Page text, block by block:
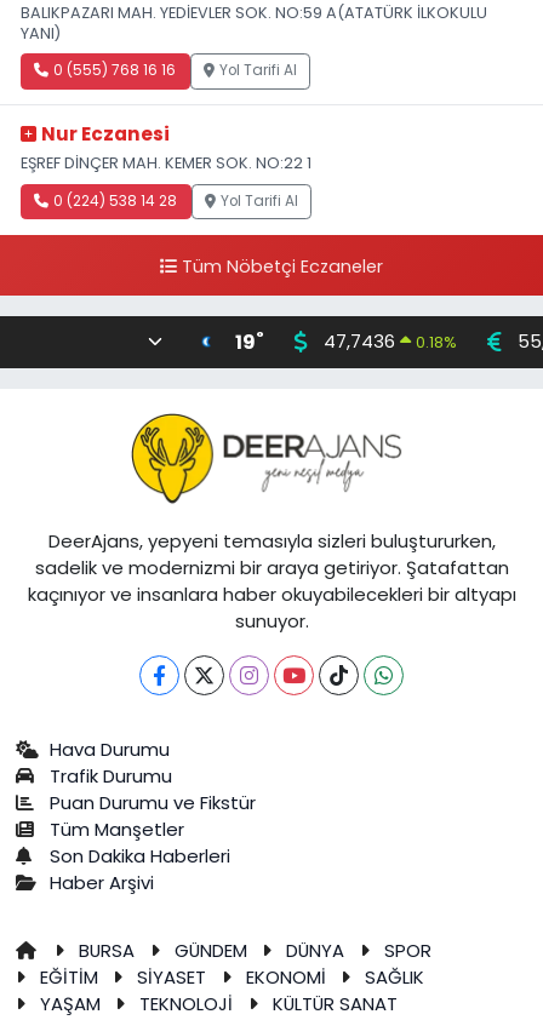
BALIKPAZARI MAH. YEDİEVLER SOK. NO:59 A(ATATÜRK İLKOKULU
YANI)
0 (555) 768 16 16 Yol Tarifi Al
Nur Eczanesi
EŞREF DİNÇER MAH. KEMER SOK. NO:22 1
0 (224) 538 14 28 Yol Tarifi Al
Tüm Nöbetçi Eczaneler
19° 47,7436 0.18%
DeerAjans, yepyeni temasıyla sizleri buluştururken,
sadelik ve modernizmi bir araya getiriyor. Şatafattan
kaçınıyor ve insanlara haber okuyabilecekleri bir altyapı
sunuyor.
Hava Durumu
Trafik Durumu
Puan Durumu ve Fikstür
Tüm Manşetler
Son Dakika Haberleri
Haber Arşivi
BURSA GÜNDEM DÜNYA
SPOR
EĞİTİM
SİYASET EKONOMİ
SAĞLIK
YAŞAM
TEKNOLOJİ
KÜLTÜR SANAT